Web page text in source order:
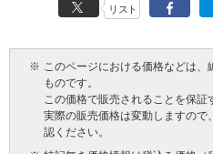
リスト
※ このページにおける価格などは
ものです。
この価格で販売されることを保証
実際の販売価格は変動しますの
認ください。